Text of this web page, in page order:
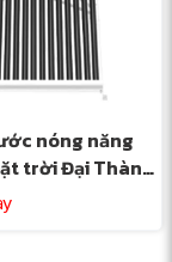
nóng năng
trời Đại Thành
(58-28)